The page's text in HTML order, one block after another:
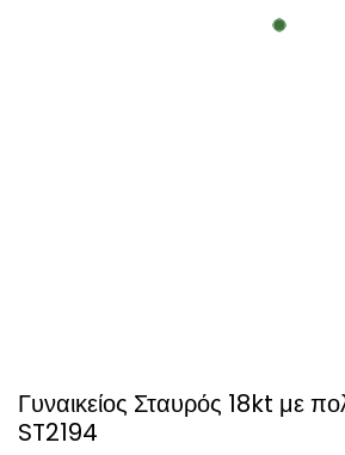
Γυναικείος Σταυρός 18kt με
ST2194